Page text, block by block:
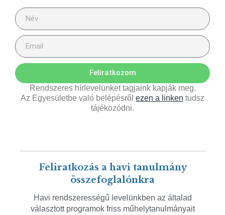
Feliratkozom
Rendszeres hírlevelünket tagjaink kapják meg.
Az Egyesületbe való belépésről ezen a linken tudsz
tájékozódni.
Feliratkozás a havi tanulmány
összefoglalónkra
Havi rendszerességű levelünkben az általad
választott programok friss műhelytanulmányait